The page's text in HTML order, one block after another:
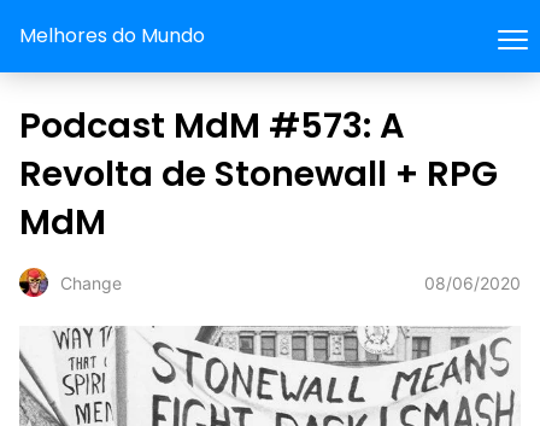
Melhores do Mundo
Podcast MdM #573: A
Revolta de Stonewall + RPG
MdM
Change 08/06/2020